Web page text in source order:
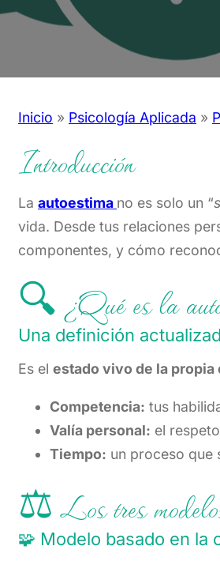
Inicio » Psicología Aplicada »
Introducción
Laautoestima no es solo un “
vida. Desde tus relaciones
componentes, y cómo
🔍 ¿Qué es la
Una definición
Es elestado vivo de la
Competencia: tus
Valía personal: el
Tiempo: un proceso que
⚖️ Los tres
🧩 Modelo basado en la